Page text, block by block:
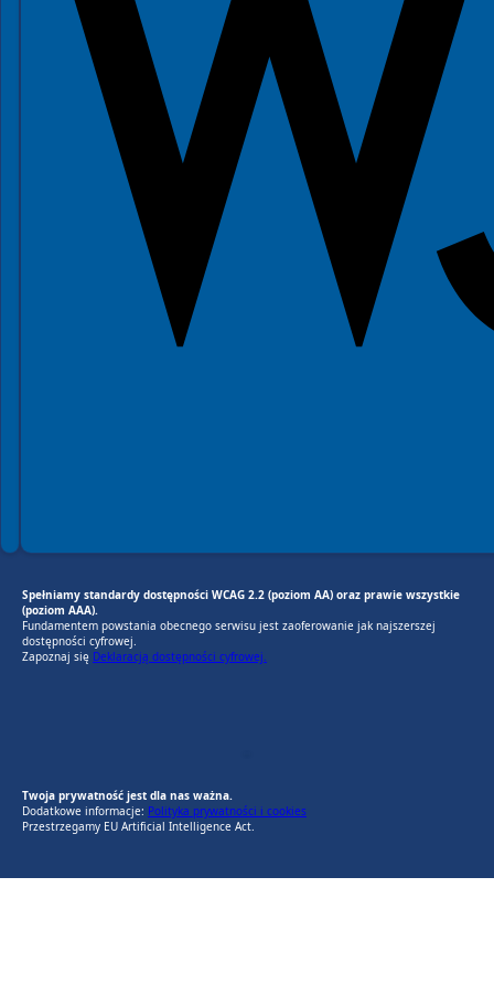
Spełniamy standardy dostępności WCAG 2.2 (poziom AA) oraz prawie wszystkie
(poziom AAA).
Fundamentem powstania obecnego serwisu jest zaoferowanie jak najszerszej
dostępności cyfrowej.
Zapoznaj się Deklaracją dostępności cyfrowej.
Twoja prywatność jest dla nas ważna.
Dodatkowe informacje: Polityka prywatności i cookies
Przestrzegamy EU Artificial Intelligence Act.